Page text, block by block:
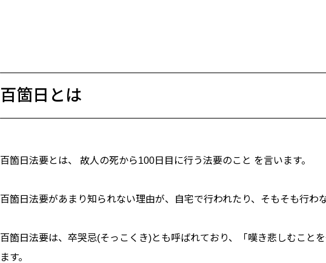
百箇日とは
百箇日法要とは、 故人の死から100日目に行う法要のこと を言います。
百箇日法要があまり知られない理由が、自宅で行われたり、そもそも行わ
百箇日法要は、卒哭忌(そっこくき)とも呼ばれており、「嘆き悲しむこと
ます。